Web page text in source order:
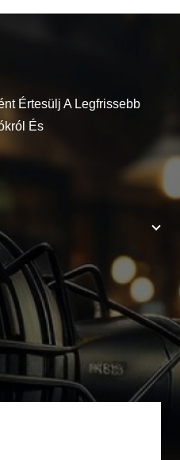
Értesülj A Legfrissebb
És